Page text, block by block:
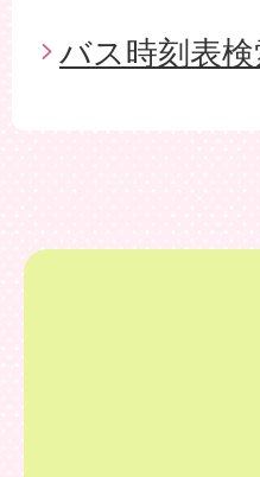
バス時刻表